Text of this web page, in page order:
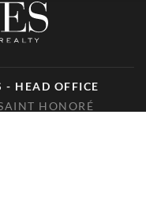
- HEAD OFFICE
HONORÉ